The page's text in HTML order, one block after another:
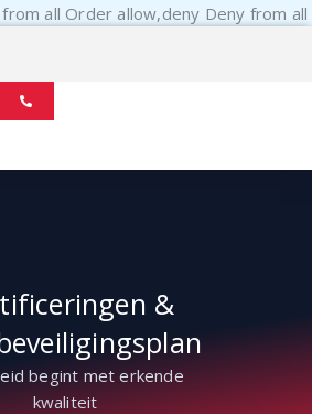
all Order allow,deny Deny from all
&
begint met erkende
kwaliteit